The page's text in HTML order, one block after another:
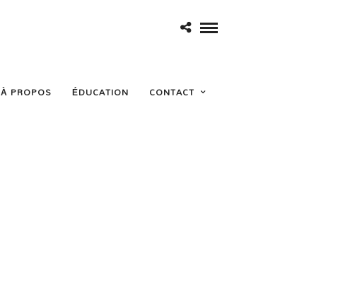
À PROPOS ÉDUCATION CONTACT